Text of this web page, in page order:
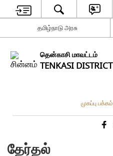
தமிழ்நாடு அரசு
தென்காசி மாவட்டம்
TENKASI DISTRICT
முகப்பு பக்கம்
தேர்தல்